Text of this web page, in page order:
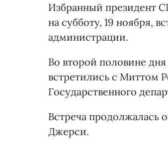
Избранный президент
на субботу, 19 ноября,
администрации.
Во второй половине
встретились с Миттом
Государственного
Встреча продолжалась
Джерси.